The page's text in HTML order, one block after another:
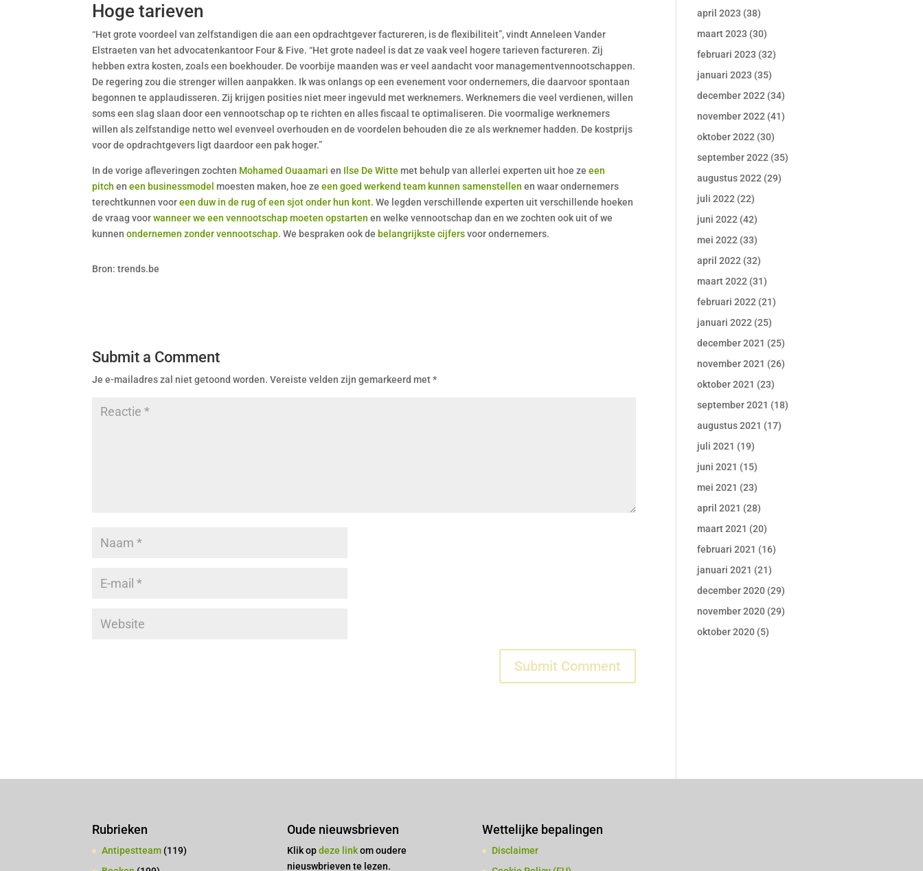
Hoge tarieven
“Het grote voordeel van zelfstandigen die aan een opdrachtgever factureren, is de flexibiliteit”, vindt Anneleen Vander
Elstraeten van het advocatenkantoor Four & Five. “Het grote nadeel is dat ze vaak veel hogere tarieven factureren. Zij
hebben extra kosten, zoals een boekhouder. De voorbije maanden was er veel aandacht voor managementvennootschappen.
De regering zou die strenger willen aanpakken. Ik was onlangs op een evenement voor ondernemers, die daarvoor spontaan
begonnen te applaudisseren. Zij krijgen posities niet meer ingevuld met werknemers. Werknemers die veel verdienen, willen
soms een slag slaan door een vennootschap op te richten en alles fiscaal te optimaliseren. Die voormalige werknemers
willen als zelfstandige netto wel evenveel overhouden en de voordelen behouden die ze als werknemer hadden. De kostprijs
voor de opdrachtgevers ligt daardoor een pak hoger.”
In de vorige afleveringen zochten Mohamed Ouaamarien Ilse De Witte met behulp van allerlei experten uit hoe zeeen
pitch eneen businessmodel moesten maken, hoe zeeen goed werkend team kunnen samenstellen en waar ondernemers
terechtkunnen vooreen duw in de rug of een sjot onder hun kont. We legden verschillende experten uit verschillende hoeken
de vraag voorwanneer we een vennootschap moeten opstarten en welke vennootschap dan en we zochten ook uit of we
kunnenondernemen zonder vennootschap. We bespraken ook de belangrijkste cijfersvoor ondernemers.
Bron: trends.be
Submit a Comment
Je e-mailadres zal niet getoond worden. Vereiste velden zijn gemarkeerd met*
april 2023 (38)
maart 2023 (30)
februari 2023 (32)
januari 2023 (35)
december 2022 (34)
november 2022 (41)
oktober 2022 (30)
september 2022 (35)
augustus 2022 (29)
juli 2022 (22)
juni 2022 (42)
mei 2022 (33)
april 2022 (32)
maart 2022 (31)
februari 2022 (21)
januari 2022 (25)
december 2021 (25)
november 2021 (26)
oktober 2021 (23)
september 2021 (18)
augustus 2021 (17)
juli 2021 (19)
juni 2021 (15)
mei 2021 (23)
april 2021 (28)
maart 2021 (20)
februari 2021 (16)
januari 2021 (21)
december 2020 (29)
november 2020 (29)
oktober 2020 (5)
Rubrieken
Antipestteam (119)
Oude nieuwsbrieven
Klik opdeze linkom oudere
nieuswbrieven te lezen.
Wettelijke bepalingen
Disclaimer